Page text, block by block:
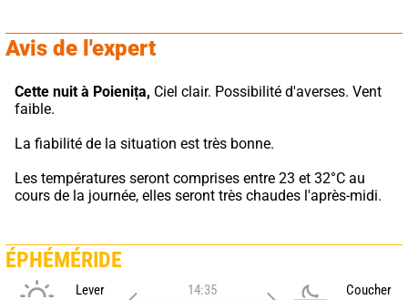
Avis de l'expert
Cette nuit à Poienița, Ciel clair. Possibilité d'averses. Vent
faible.
La fiabilité de la situation est très bonne.
Les températures seront comprises entre 23 et 32°C au
cours de la journée, elles seront très chaudes l'après-midi.
ÉPHÉMÉRIDE
Lever
14:35
Coucher